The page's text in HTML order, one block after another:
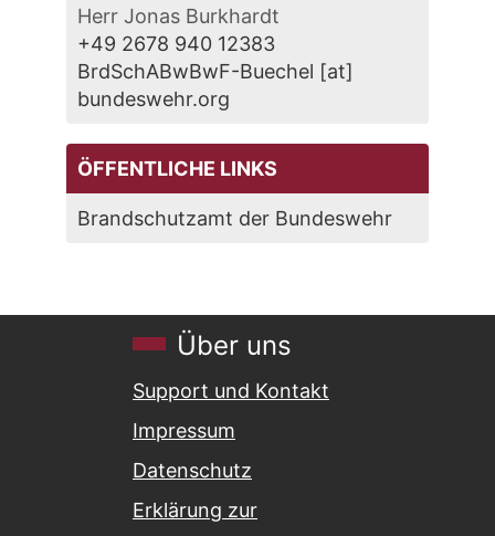
Herr Jonas Burkhardt
+49 2678 940 12383
BrdSchABwBwF-Buechel [at]
bundeswehr.org
ÖFFENTLICHE LINKS
Brandschutzamt der Bundeswehr
Über uns
Support und Kontakt
Impressum
Datenschutz
Erklärung zur